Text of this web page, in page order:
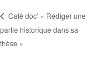
Café doc’ « Rédiger une
partie historique dans sa
thèse »